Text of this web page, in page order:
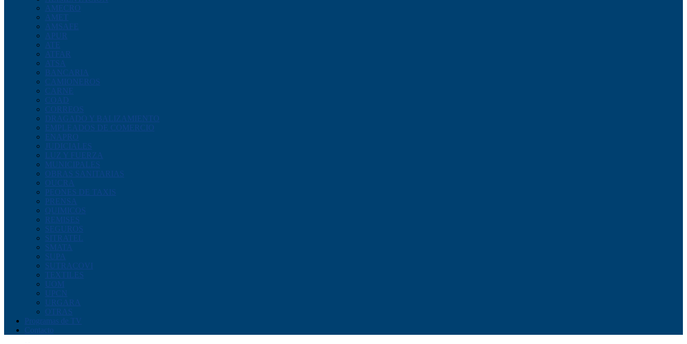
AMECRO
AMET
AMSAFE
APUR
ATE
ATFAR
ATSA
BANCARIA
CAMIONEROS
CARNE
COAD
CORREOS
DRAGADO Y BALIZAMIENTO
EMPLEADOS DE COMERCIO
ENAPRO
JUDICIALES
LUZ Y FUERZA
MUNICIPALES
OBRAS SANITARIAS
OUCRA
PEONES DE TAXIS
PRENSA
QUIMICOS
REMISES
SEGUROS
SITRATEL
SMATA
SUPA
SUTRACOVI
TEXTILES
UOM
UPCN
URGARA
OTRAS
Programas de TV
Contacto